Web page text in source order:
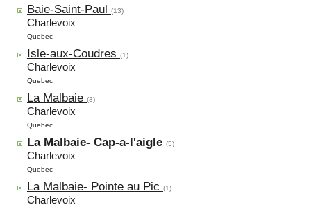
Baie-Saint-Paul (13)
Charlevoix
Quebec
Isle-aux-Coudres (1)
Charlevoix
Quebec
La Malbaie (3)
Charlevoix
Quebec
La Malbaie- Cap-a-l'aigle (5)
Charlevoix
Quebec
La Malbaie- Pointe au Pic (1)
Charlevoix